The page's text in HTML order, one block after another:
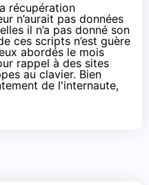
récupération
n’aurait pas données
il n’a pas donné son
ces scripts n’est guère
abordés le mois
rappel à des sites
au clavier. Bien
de l'internaute,